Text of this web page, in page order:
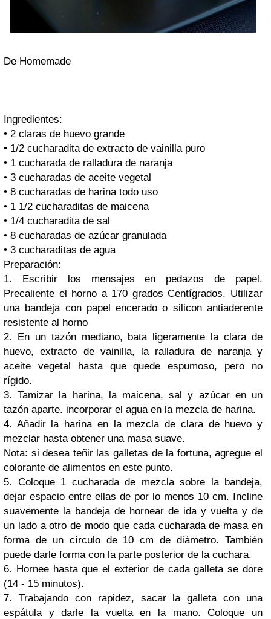
De Homemade
Ingredientes:
• 2 claras de huevo grande
• 1/2 cucharadita de extracto de vainilla puro
• 1 cucharada de ralladura de naranja
• 3 cucharadas de aceite vegetal
• 8 cucharadas de harina todo uso
• 1 1/2 cucharaditas de maicena
• 1/4 cucharadita de sal
• 8 cucharadas de azúcar granulada
• 3 cucharaditas de agua
Preparación:
1. Escribir los mensajes en pedazos de papel.
Precaliente el horno a 170 grados Centígrados. Utilizar
una bandeja con papel encerado o silicon antiaderente
resistente al horno
2. En un tazón mediano, bata ligeramente la clara de
huevo, extracto de vainilla, la ralladura de naranja y
aceite vegetal hasta que quede espumoso, pero no
rígido.
3. Tamizar la harina, la maicena, sal y azúcar en un
tazón aparte. incorporar el agua en la mezcla de harina.
4. Añadir la harina en la mezcla de clara de huevo y
mezclar hasta obtener una masa suave.
Nota: si desea teñir las galletas de la fortuna, agregue el
colorante de alimentos en este punto.
5. Coloque 1 cucharada de mezcla sobre la bandeja,
dejar espacio entre ellas de por lo menos 10 cm. Incline
suavemente la bandeja de hornear de ida y vuelta y de
un lado a otro de modo que cada cucharada de masa en
forma de un círculo de 10 cm de diámetro. También
puede darle forma con la parte posterior de la cuchara.
6. Hornee hasta que el exterior de cada galleta se dore
(14 - 15 minutos).
7. Trabajando con rapidez, sacar la galleta con una
espátula y darle la vuelta en la mano. Coloque un